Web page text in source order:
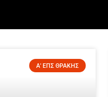
Α' ΕΠΣ ΘΡΑΚΗΣ